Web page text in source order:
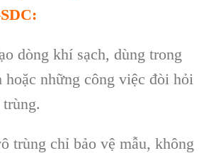
dòng khí sạch, dùng trong
hoặc những công việc đòi hỏi
trùng.
ô trùng chỉ bảo vệ mẫu, không